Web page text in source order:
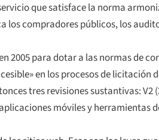
que satisface la norma
compradores públicos, los
2005 para dotar a las normas de
en los procesos de licitación
tres revisiones sustantivas: V2
móviles y herramientas